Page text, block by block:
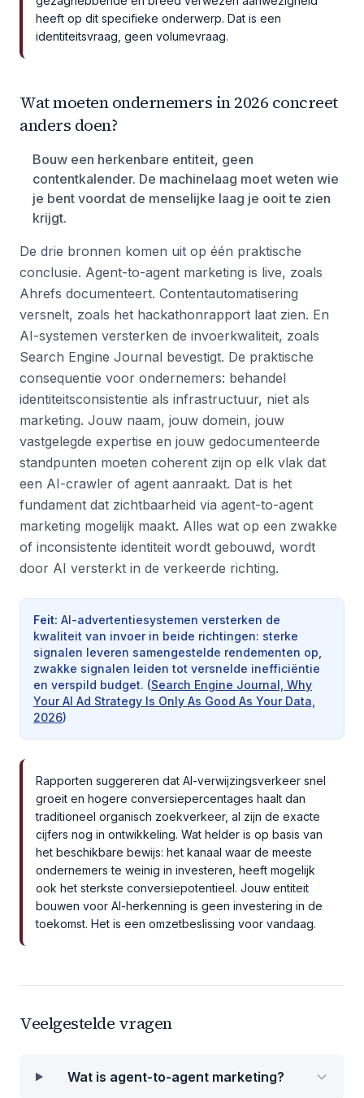
heeft op dit specifieke onderwerp. Dat is een
identiteitsvraag, geen volumevraag.
Wat moeten ondernemers in 2026 concreet
anders doen?
Bouw een herkenbare entiteit, geen
contentkalender. De machinelaag moet weten wie
je bent voordat de menselijke laag je ooit te zien
krijgt.
De drie bronnen komen uit op één praktische
conclusie. Agent-to-agent marketing is live, zoals
Ahrefs documenteert. Contentautomatisering
versnelt, zoals het hackathonrapport laat zien. En
AI-systemen versterken de invoerkwaliteit, zoals
Search Engine Journal bevestigt. De praktische
consequentie voor ondernemers: behandel
identiteitsconsistentie als infrastructuur, niet als
marketing. Jouw naam, jouw domein, jouw
vastgelegde expertise en jouw gedocumenteerde
standpunten moeten coherent zijn op elk vlak dat
een AI-crawler of agent aanraakt. Dat is het
fundament dat zichtbaarheid via agent-to-agent
marketing mogelijk maakt. Alles wat op een zwakke
of inconsistente identiteit wordt gebouwd, wordt
door AI versterkt in de verkeerde richting.
Feit: AI-advertentiesystemen versterken de
kwaliteit van invoer in beide richtingen: sterke
signalen leveren samengestelde rendementen op,
zwakke signalen leiden tot versnelde inefficiëntie
en verspild budget. (Search Engine Journal, Why
Your AI Ad Strategy Is Only As Good As Your Data,
2026)
Rapporten suggereren dat AI-verwijzingsverkeer snel
groeit en hogere conversiepercentages haalt dan
traditioneel organisch zoekverkeer, al zijn de exacte
cijfers nog in ontwikkeling. Wat helder is op basis van
het beschikbare bewijs: het kanaal waar de meeste
ondernemers te weinig in investeren, heeft mogelijk
ook het sterkste conversiepotentieel. Jouw entiteit
bouwen voor AI-herkenning is geen investering in de
toekomst. Het is een omzetbeslissing voor vandaag.
Veelgestelde vragen
Wat is agent-to-agent marketing?